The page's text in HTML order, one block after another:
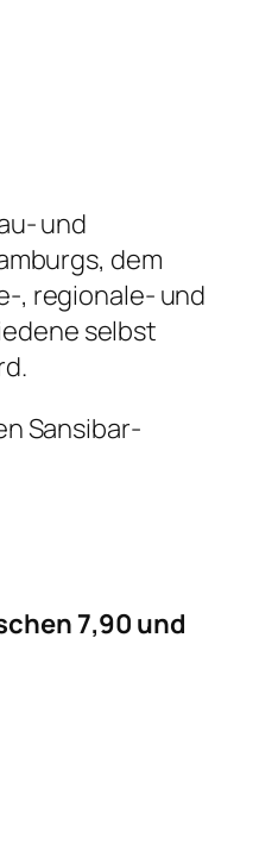
und
dem
, regionale- und
selbst
Sansibar-
7,90 und